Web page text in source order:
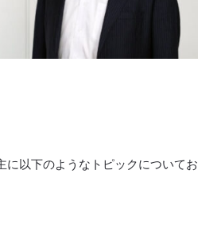
に以下のようなトピックについてお